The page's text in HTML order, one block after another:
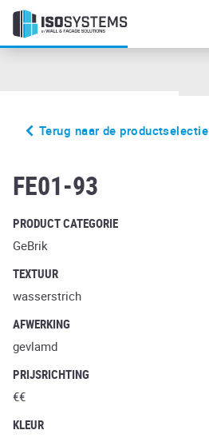
Terug naar de productselectie
FE01-93
PRODUCT CATEGORIE
GeBrik
TEXTUUR
wasserstrich
AFWERKING
gevlamd
PRIJSRICHTING
€€
KLEUR